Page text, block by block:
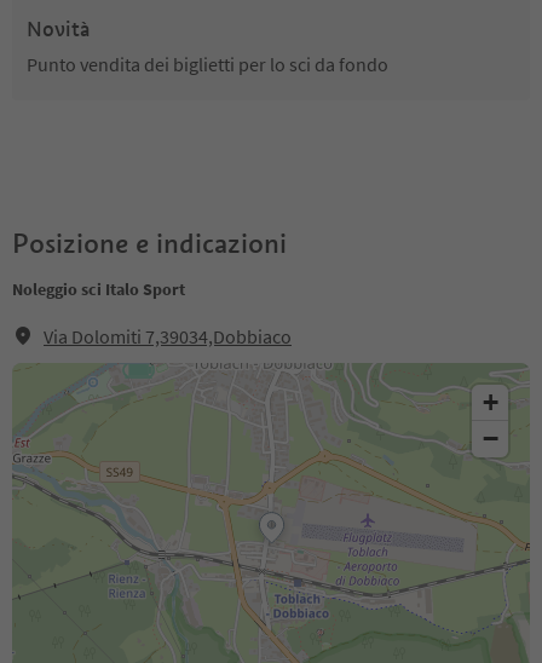
Novità
Punto vendita dei biglietti per lo sci da fondo
Posizione e indicazioni
Noleggio sci Italo Sport
Via Dolomiti 7,39034,Dobbiaco
+
−